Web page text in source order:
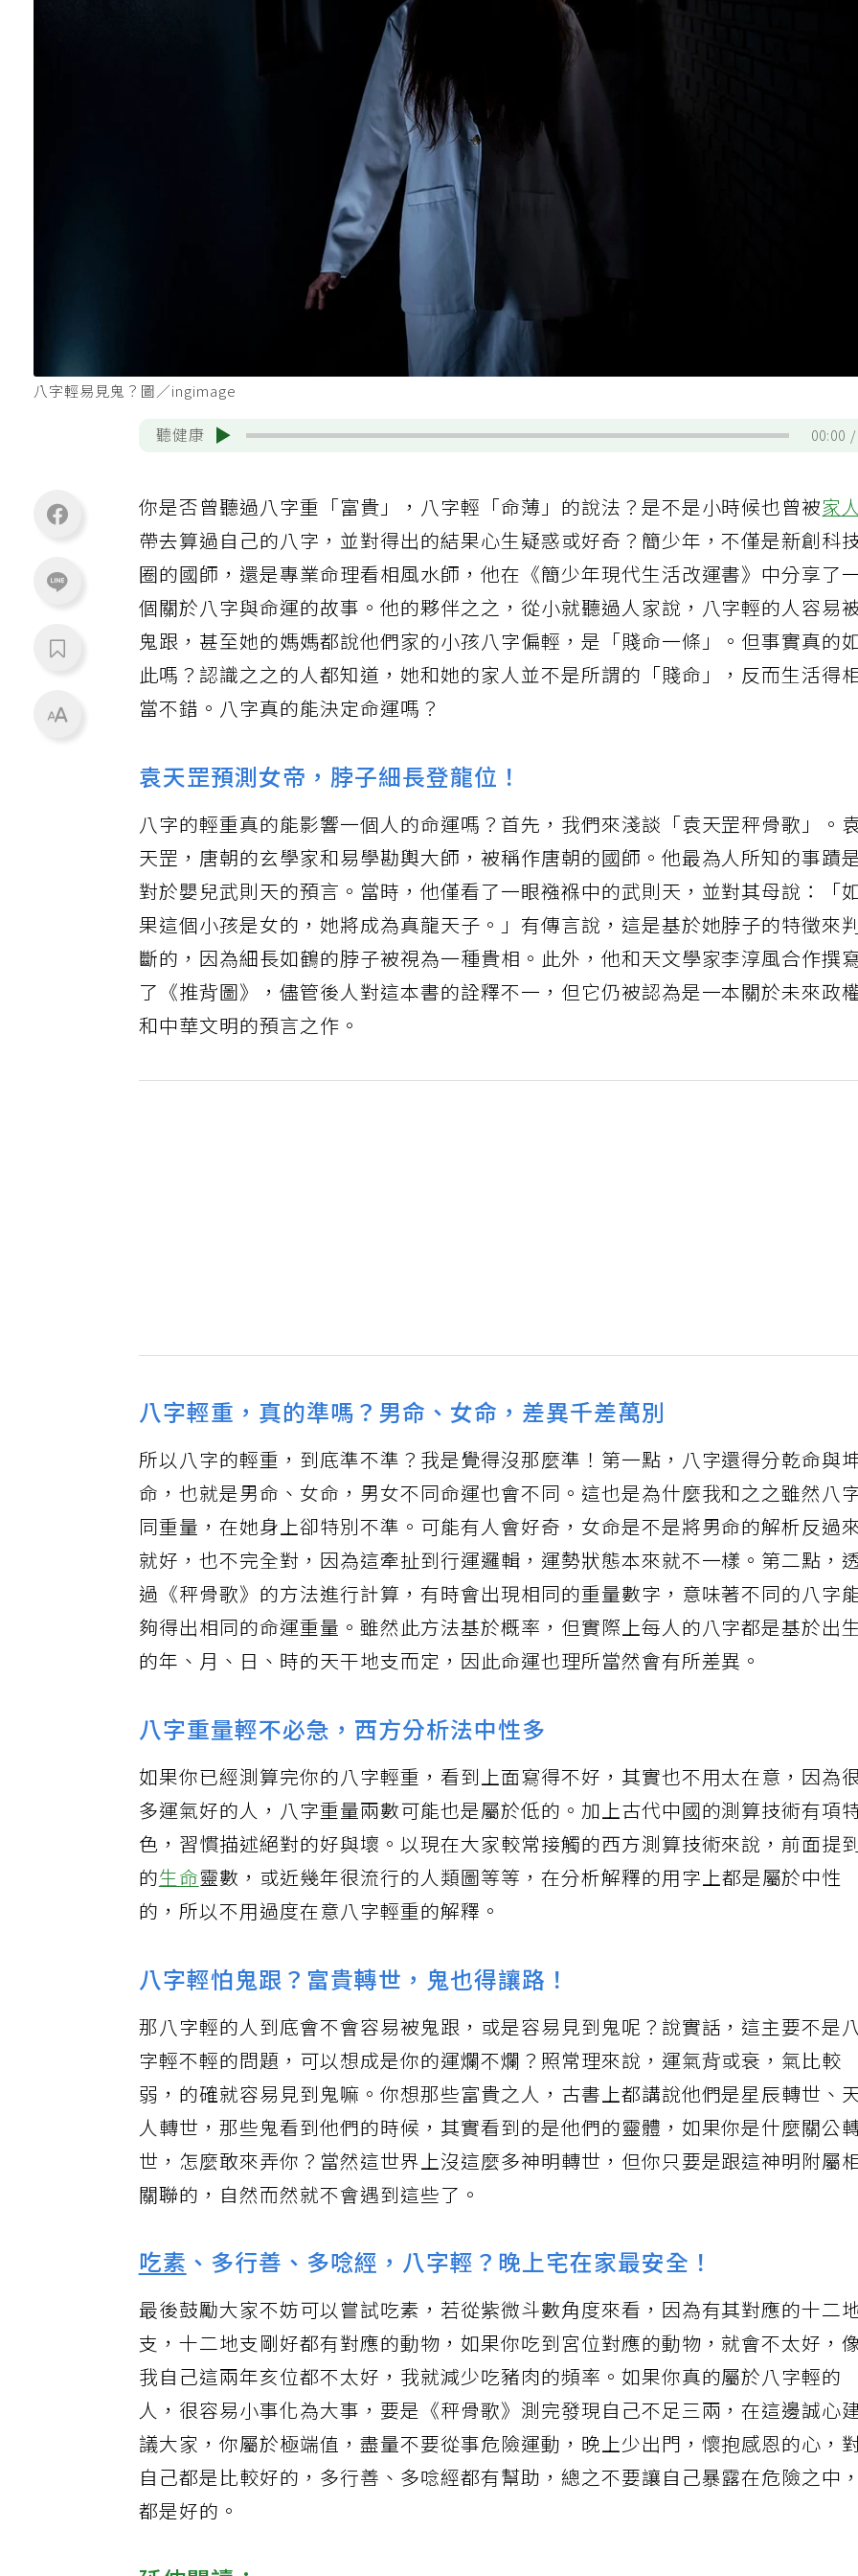
八字輕易見鬼？圖／ingimage
聽健康 00:00
你是否曾聽過八字重「富貴」，八字輕「命薄」的說法？是不是小時候也曾被家
帶去算過自己的八字，並對得出的結果心生疑惑或好奇？簡少年，不僅是新創科
圈的國師，還是專業命理看相風水師，他在《簡少年現代生活改運書》中分享了
個關於八字與命運的故事。他的夥伴之之，從小就聽過人家說，八字輕的人容易
鬼跟，甚至她的媽媽都說他們家的小孩八字偏輕，是「賤命一條」。但事實真的
此嗎？認識之之的人都知道，她和她的家人並不是所謂的「賤命」，反而生活得
當不錯。八字真的能決定命運嗎？
袁天罡預測女帝，脖子細長登龍位！
八字的輕重真的能影響一個人的命運嗎？首先，我們來淺談「袁天罡秤骨歌」。
天罡，唐朝的玄學家和易學勘輿大師，被稱作唐朝的國師。他最為人所知的事蹟
對於嬰兒武則天的預言。當時，他僅看了一眼襁褓中的武則天，並對其母說：「
果這個小孩是女的，她將成為真龍天子。」有傳言說，這是基於她脖子的特徵來判
斷的，因為細長如鶴的脖子被視為一種貴相。此外，他和天文學家李淳風合作撰寫
了《推背圖》，儘管後人對這本書的詮釋不一，但它仍被認為是一本關於未來政
和中華文明的預言之作。
八字輕重，真的準嗎？男命、女命，差異千差萬別
所以八字的輕重，到底準不準？我是覺得沒那麼準！第一點，八字還得分乾命與
命，也就是男命、女命，男女不同命運也會不同。這也是為什麼我和之之雖然八
同重量，在她身上卻特別不準。可能有人會好奇，女命是不是將男命的解析反過
就好，也不完全對，因為這牽扯到行運邏輯，運勢狀態本來就不一樣。第二點，
過《秤骨歌》的方法進行計算，有時會出現相同的重量數字，意味著不同的八字
夠得出相同的命運重量。雖然此方法基於概率，但實際上每人的八字都是基於出
的年、月、日、時的天干地支而定，因此命運也理所當然會有所差異。
八字重量輕不必急，西方分析法中性多
如果你已經測算完你的八字輕重，看到上面寫得不好，其實也不用太在意，因為
多運氣好的人，八字重量兩數可能也是屬於低的。加上古代中國的測算技術有項特
色，習慣描述絕對的好與壞。以現在大家較常接觸的西方測算技術來說，前面提到
的生命靈數，或近幾年很流行的人類圖等等，在分析解釋的用字上都是屬於中性
的，所以不用過度在意八字輕重的解釋。
八字輕怕鬼跟？富貴轉世，鬼也得讓路！
那八字輕的人到底會不會容易被鬼跟，或是容易見到鬼呢？說實話，這主要不是
字輕不輕的問題，可以想成是你的運爛不爛？照常理來說，運氣背或衰，氣比較
弱，的確就容易見到鬼嘛。你想那些富貴之人，古書上都講說他們是星辰轉世、
人轉世，那些鬼看到他們的時候，其實看到的是他們的靈體，如果你是什麼關公
世，怎麼敢來弄你？當然這世界上沒這麼多神明轉世，但你只要是跟這神明附屬
關聯的，自然而然就不會遇到這些了。
吃素 、多行善、多唸經，八字輕？晚上宅在家最安全！
最後鼓勵大家不妨可以嘗試吃素，若從紫微斗數角度來看，因為有其對應的十二
支，十二地支剛好都有對應的動物，如果你吃到宮位對應的動物，就會不太好，像
我自己這兩年亥位都不太好，我就減少吃豬肉的頻率。如果你真的屬於八字輕的
人，很容易小事化為大事，要是《秤骨歌》測完發現自己不足三兩，在這邊誠心
議大家，你屬於極端值，盡量不要從事危險運動，晚上少出門，懷抱感恩的心，對
自己都是比較好的，多行善、多唸經都有幫助，總之不要讓自己暴露在危險之中，
都是好的。